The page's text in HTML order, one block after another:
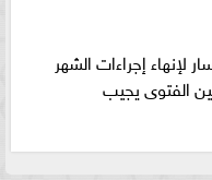
إجراءات الشهر
الفتوى يجيب